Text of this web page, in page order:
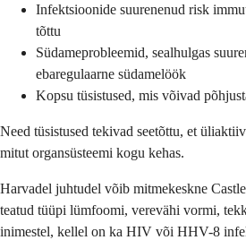
Infektsioonide suurenenud risk
tõttu
Südameprobleemid, sealhulgas
ebaregulaarne südamelöök
Kopsu tüsistused, mis võivad
Need tüsistused tekivad seetõttu, et
mitut organsüsteemi kogu kehas.
Harvadel juhtudel võib mitmekeskne
teatud tüüpi lümfoomi, verevähi vormi,
inimestel, kellel on ka HIV või HHV-8